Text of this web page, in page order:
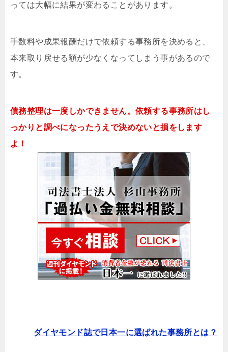
っては大幅に結果が変わることがあります。
手数料や成果報酬だけで依頼する事務所を決めると、
本来取り戻せる額が少なくなってしまう事があるので
す。
債務整理は一度しかできません。依頼する事務所はし
っかりと調べになったうえで決めないと損をします
よ！
ダイヤモンド誌で日本一に選ばれた事務所とは？